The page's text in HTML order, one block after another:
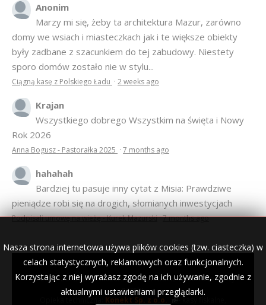
Anonim
Marzy mi się, żeby ta architektura Mazur, zarówno
domy we wsiach i miasteczkach jak i te większe obiekty
były zadbane z szacunkiem do tej zabudowy. Niestety
sporo domów zostało nie w stylu...
Ciągną kasę z Polskiego Ładu · 2 weeks ago
Krajan
Wszystkiego dobrego Wszystkim na święta i Nowy
Rok 2026
Anna Bogusz - Pastorałka 2025 · 7 months ago
hahahah
Bardziej tu pasuje inny cytat z Misia: Prawdziwe
pieniądze robi się na drogich, słomianych inwestycjach
Podpisali umowę na wieżę - Kurek Mazurski·7 months ago
Nasza strona internetowa używa plików cookies (tzw. ciasteczka) w
celach statystycznych, reklamowych oraz funkcjonalnych.
Korzystając z niej wyrażasz zgodę na ich używanie, zgodnie z
aktualnymi ustawieniami przeglądarki.
© 2007–2018 Kurek Mazurski — archiwalne wydania lokalnej
gazety.
Opieka techniczna: Konekt Sp. z o.o. - kasy fiskalne,